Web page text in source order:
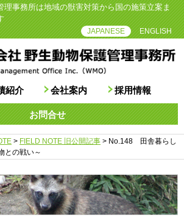
理事務所は地域の獣害対策から国の施策立案ま
JAPANESE ENGLISH
紹介 会社案内 採用情報
お問合せ
> FIELD NOTE 旧公開記事 > No.148 田舎暮らし
との戦い～